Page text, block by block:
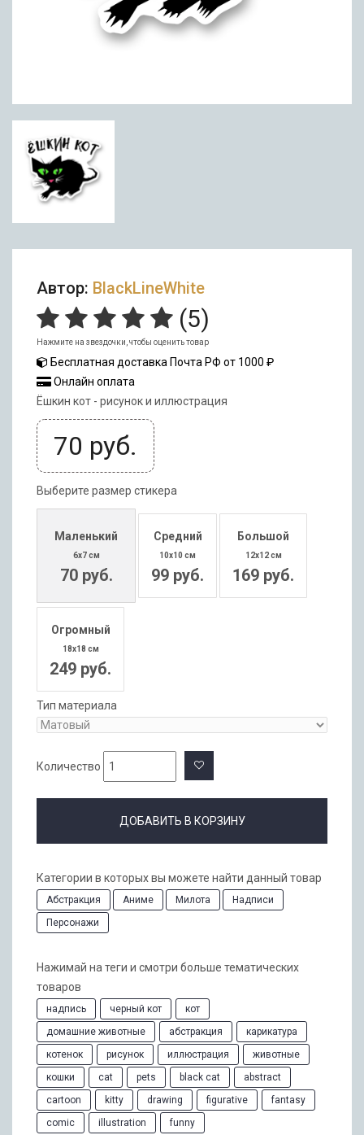
Автор: BlackLineWhite
(5)
Нажмите на звездочки, чтобы оценить товар
Бесплатная доставка Почта РФ от 1000 ₽
Онлайн оплата
Ёшкин кот - рисунок и иллюстрация
70 руб.
Выберите размер стикера
Маленький
6x7 см
70 руб.
Средний
10x10 см
99 руб.
Большой
12x12 см
169 руб.
Огромный
18x18 см
249 руб.
Тип материала
Количество
ДОБАВИТЬ В КОРЗИНУ
Категории в которых вы можете найти данный товар
Абстракция Аниме Милота
Надписи
Персонажи
Нажимай на теги и смотри больше тематических
товаров
надпись черный кот
кот
домашние животные
абстракция
карикатура
котенок
рисунок иллюстрация
животные
кошки
cat pets black cat
abstract
cartoon
kitty drawing figurative
fantasy
comic
illustration funny